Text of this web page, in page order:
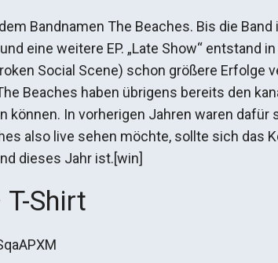
Bandnamen The Beaches. Bis die
eine weitere EP. „Late Show“ entstand
Social Scene) schon größere Erfolge
Beaches haben übrigens bereits den
können. In vorherigen Jahren waren
also live sehen möchte, sollte sich das
dieses Jahr ist.[win]
Shirt